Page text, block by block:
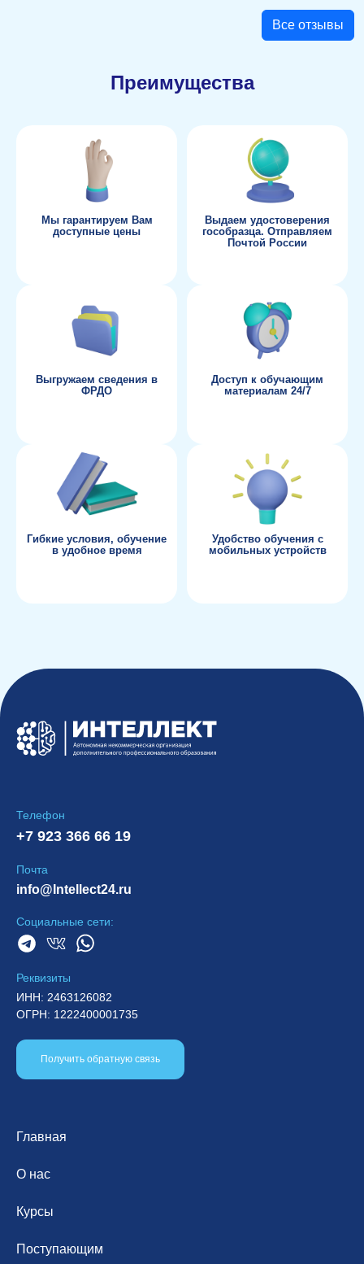
Все отзывы
Преимущества
Мы гарантируем Вам
доступные цены
Выдаем удостоверения
гособразца. Отправляем
Почтой России
Выгружаем сведения в
ФРДО
Доступ к обучающим
материалам 24/7
Гибкие условия, обучение
в удобное время
Удобство обучения с
мобильных устройств
Телефон
+7 923 366 66 19
Почта
info@Intellect24.ru
Социальные сети:
Реквизиты
ИНН: 2463126082
ОГРН: 1222400001735
Получить обратную связь
Главная
О нас
Курсы
Поступающим